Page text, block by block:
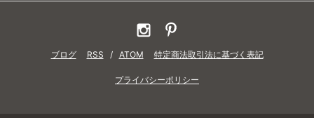
ブログ RSS / ATOM 特定商法取引法に基づく表記
プライバシーポリシー